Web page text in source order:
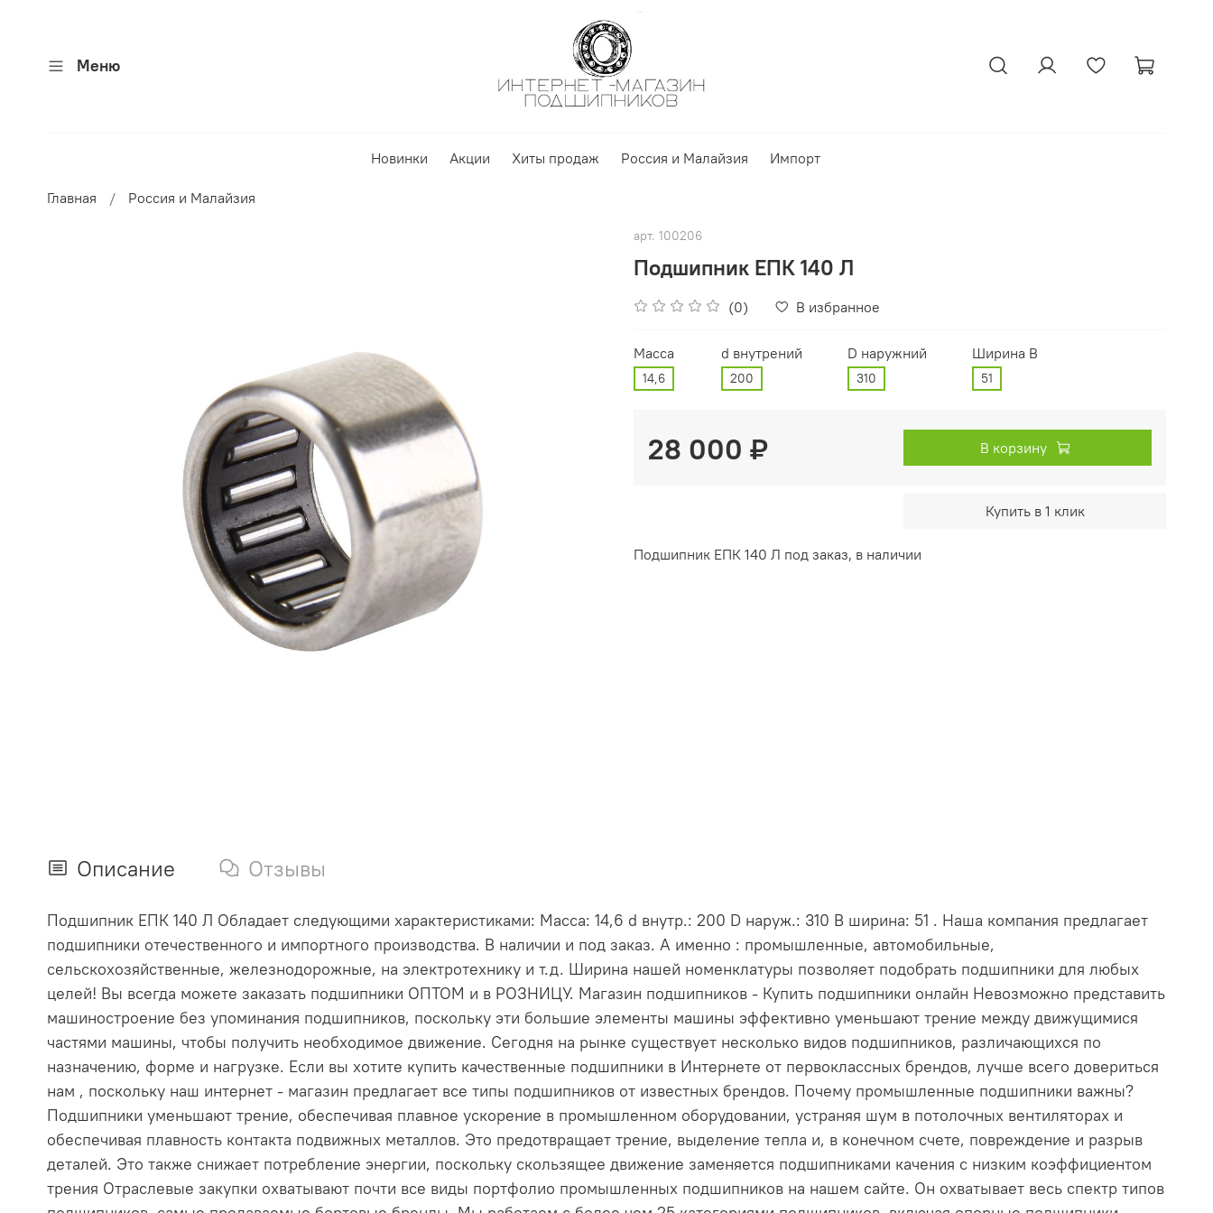
Меню
Новинки Акции Хиты продаж Россия и Малайзия Импорт
Главная Россия и Малайзия
арт. 100206
Подшипник ЕПК 140 Л
(0) В избранное
Масса
14,6
d внутрений
200
D наружний
310
Ширина В
51
28 000 ₽ В корзину
Купить в 1 клик
Подшипник ЕПК 140 Л под заказ, в наличии
Описание Отзывы
Подшипник ЕПК 140 Л Обладает следующими характеристиками: Масса: 14,6 d внутр.: 200 D наруж.: 310 В ширина: 51 . Наша компания предлагает
подшипники отечественного и импортного производства. В наличии и под заказ. А именно : промышленные, автомобильные,
сельскохозяйственные, железнодорожные, на электротехнику и т.д. Ширина нашей номенклатуры позволяет подобрать подшипники для любых
целей! Вы всегда можете заказать подшипники ОПТОМ и в РОЗНИЦУ. Магазин подшипников - Купить подшипники онлайн Невозможно представить
машиностроение без упоминания подшипников, поскольку эти большие элементы машины эффективно уменьшают трение между движущимися
частями машины, чтобы получить необходимое движение. Сегодня на рынке существует несколько видов подшипников, различающихся по
назначению, форме и нагрузке. Если вы хотите купить качественные подшипники в Интернете от первоклассных брендов, лучше всего довериться
нам , поскольку наш интернет - магазин предлагает все типы подшипников от известных брендов. Почему промышленные подшипники важны?
Подшипники уменьшают трение, обеспечивая плавное ускорение в промышленном оборудовании, устраняя шум в потолочных вентиляторах и
обеспечивая плавность контакта подвижных металлов. Это предотвращает трение, выделение тепла и, в конечном счете, повреждение и разрыв
деталей. Это также снижает потребление энергии, поскольку скользящее движение заменяется подшипниками качения с низким коэффициентом
трения Отраслевые закупки охватывают почти все виды портфолио промышленных подшипников на нашем сайте. Он охватывает весь спектр типов